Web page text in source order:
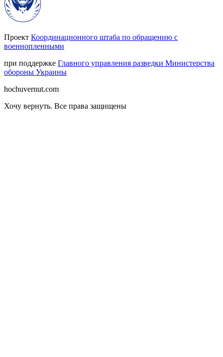
Проект Координационного штаба по обращению с
военнопленными
при поддержке Главного управления разведки Министерства
обороны Украины
hochuvernut.com
Хочу вернуть. Все права защищены